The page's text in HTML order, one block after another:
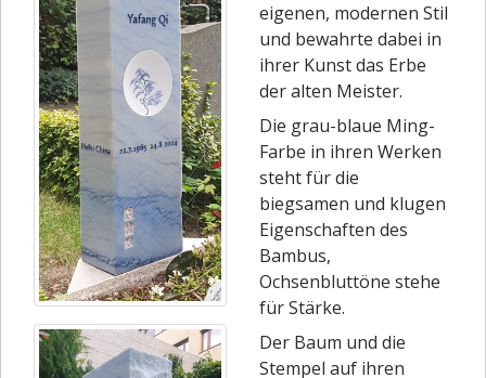
eigenen, modernen Stil
und bewahrte dabei in
ihrer Kunst das Erbe
der alten Meister.
Die grau-blaue Ming-
Farbe in ihren Werken
steht für die
biegsamen und klugen
Eigenschaften des
Bambus,
Ochsenbluttöne stehe
für Stärke.
Der Baum und die
Stempel auf ihren